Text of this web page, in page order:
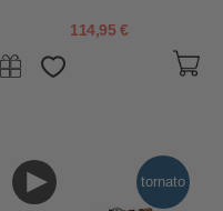
114,95 €
tornato